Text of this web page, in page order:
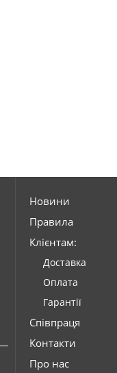
Новини
Правила
Клієнтам:
Доставка
Оплата
Гарантії
Співпраця
Контакти
Про нас